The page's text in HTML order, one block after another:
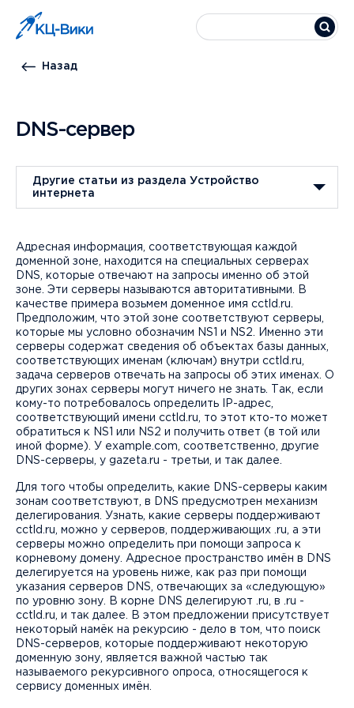
Назад
DNS-сервер
Другие статьи из раздела Устройство
интернета
Адресная информация, соответствующая каждой
доменной зоне, находится на специальных серверах
DNS, которые отвечают на запросы именно об этой
зоне. Эти серверы называются авторитативными. В
качестве примера возьмем доменное имя cctld.ru.
Предположим, что этой зоне соответствуют серверы,
которые мы условно обозначим NS1 и NS2. Именно эти
серверы содержат сведения об объектах базы данных,
соответствующих именам (ключам) внутри cctld.ru,
задача серверов отвечать на запросы об этих именах. О
других зонах серверы могут ничего не знать. Так, если
кому-то потребовалось определить IP-адрес,
соответствующий имени cctld.ru, то этот кто-то может
обратиться к NS1 или NS2 и получить ответ (в той или
иной форме). У example.com, соответственно, другие
DNS-серверы, у gazeta.ru - третьи, и так далее.
Для того чтобы определить, какие DNS-cерверы каким
зонам соответствуют, в DNS предусмотрен механизм
делегирования. Узнать, какие серверы поддерживают
cctld.ru, можно у серверов, поддерживающих .ru, а эти
серверы можно определить при помощи запроса к
корневому домену. Адресное пространство имён в DNS
делегируется на уровень ниже, как раз при помощи
указания серверов DNS, отвечающих за «следующую»
по уровню зону. В корне DNS делегируют .ru, в .ru -
cctld.ru, и так далее. В этом предложении присутствует
некоторый намёк на рекурсию - дело в том, что поиск
DNS-серверов, которые поддерживают некоторую
доменную зону, является важной частью так
называемого рекурсивного опроса, относящегося к
сервису доменных имён.